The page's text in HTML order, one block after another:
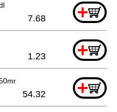
+
7.68
+
1.23
+
54.32